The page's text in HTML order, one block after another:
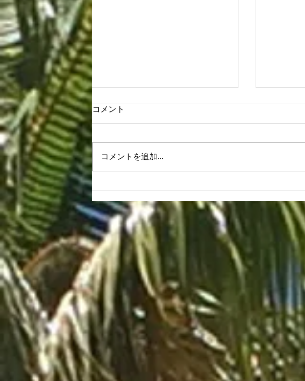
Houoli Makahiki Hou!
ークが！
コメント
コメントを追加…